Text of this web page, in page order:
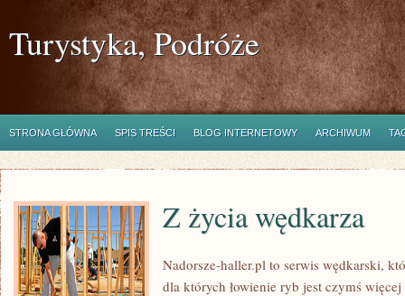
Turystyka, Podróże
STRONA GŁÓWNA SPIS TREŚCI BLOG INTERNETOWY ARCHIWUM
Z życia wędkarza
Nadorsze-haller.pl to serwis wędkarski,
dla których łowienie ryb jest czymś